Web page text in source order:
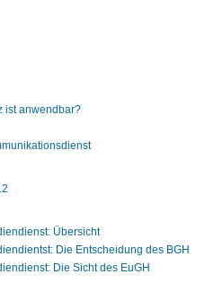
ist anwendbar?
Übersicht
Die Entscheidung des BGH
Die Sicht des EuGH